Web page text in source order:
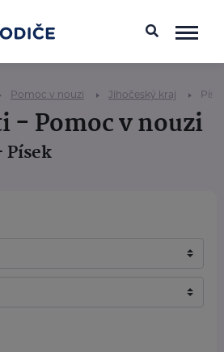
Pomoc v nouzi Jihočeský kraj
- Pomoc v nouzi
Písek